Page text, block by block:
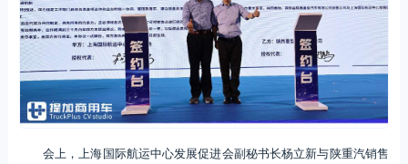
会上，上海国际航运中心发展促进会副秘书长杨立新与陕重汽销售